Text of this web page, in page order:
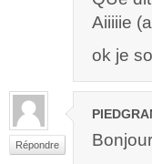
Aiiiiie
ok je
Répondre